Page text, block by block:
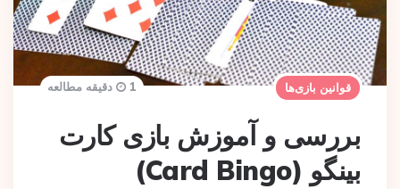
قوانین بازی‌ها
بررسی و آموزش بازی کارت
بینگو (Card Bingo)
1 دقیقه مطالعه